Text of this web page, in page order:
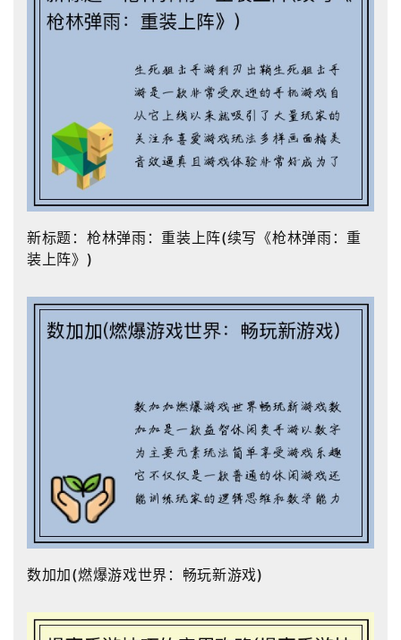
新标题：枪林弹雨：重装上阵(续写《枪林弹雨：重
装上阵》)
数加加(燃爆游戏世界：畅玩新游戏)